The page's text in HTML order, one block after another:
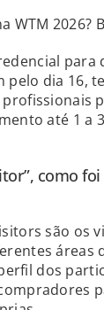
WTM 2026?
para
dia 16,
até 1 a
como
são os
áreas
dos